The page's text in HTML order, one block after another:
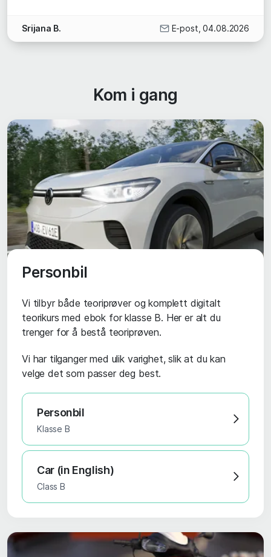
Srijana B. E-post, 04.08.2026
Kom i gang
Personbil
Vi tilbyr både teoriprøver og komplett digitalt
teorikurs med ebok for klasse B. Her er alt du
trenger for å bestå teoriprøven.
Vi har tilganger med ulik varighet, slik at du kan
velge det som passer deg best.
Personbil
Klasse B
Car (in English)
Class B